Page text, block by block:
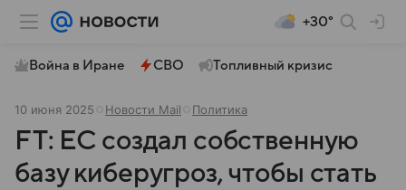
+30°
Война в Иране СВО Топливный кризис
10 июня 2025 Новости Mail Политика
FT: ЕС создал собственную
базу киберугроз, чтобы стать